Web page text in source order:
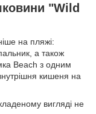
"Wild
на пляжі:
а також
Beach з одним
кишеня на
вигляді не